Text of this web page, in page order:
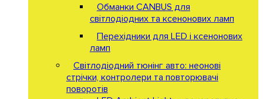
Обманки CANBUS для
світлодіодних та ксенонових ламп
Перехідники для LED і ксенонових
ламп
Світлодіодний тюнінг авто: неонові
стрічки, контролери та повторювачі
поворотів